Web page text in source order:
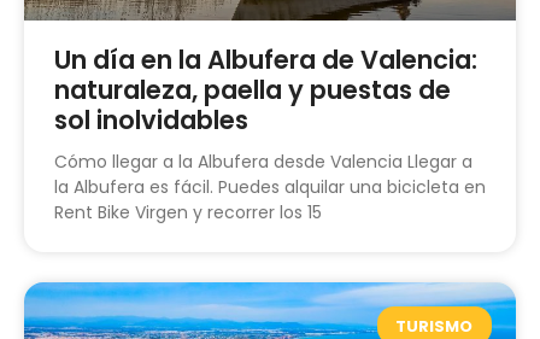
Un día en la Albufera de Valencia:
naturaleza, paella y puestas de
sol inolvidables
Cómo llegar a la Albufera desde Valencia Llegar a
la Albufera es fácil. Puedes alquilar una bicicleta en
Rent Bike Virgen y recorrer los 15
TURISMO